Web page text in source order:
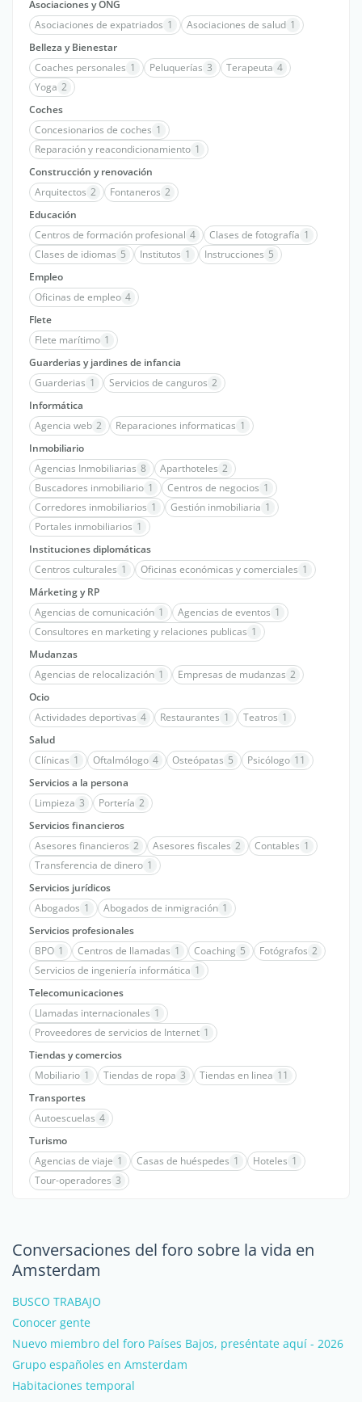
Asociaciones y ONG
Asociaciones de expatriados 1 Asociaciones de salud 1
Belleza y Bienestar
Coaches personales 1 Peluquerías 3 Terapeuta 4
Yoga 2
Coches
Concesionarios de coches 1
Reparación y reacondicionamiento 1
Construcción y renovación
Arquitectos 2 Fontaneros 2
Educación
Centros de formación profesional 4 Clases de fotografía 1
Clases de idiomas 5 Institutos 1 Instrucciones 5
Empleo
Oficinas de empleo 4
Flete
Flete marítimo 1
Guarderias y jardines de infancia
Guarderias 1 Servicios de canguros 2
Informática
Agencia web 2 Reparaciones informaticas 1
Inmobiliario
Agencias Inmobiliarias 8 Aparthoteles 2
Buscadores inmobiliario 1 Centros de negocios 1
Corredores inmobiliarios 1 Gestión inmobiliaria 1
Portales inmobiliarios 1
Instituciones diplomáticas
Centros culturales 1 Oficinas económicas y comerciales 1
Márketing y RP
Agencias de comunicación 1 Agencias de eventos 1
Consultores en marketing y relaciones publicas 1
Mudanzas
Agencias de relocalización 1 Empresas de mudanzas 2
Ocio
Actividades deportivas 4 Restaurantes 1 Teatros 1
Salud
Clínicas 1 Oftalmólogo 4 Osteópatas 5 Psicólogo 11
Servicios a la persona
Limpieza 3 Portería 2
Servicios financieros
Asesores financieros 2 Asesores fiscales 2 Contables 1
Transferencia de dinero 1
Servicios jurídicos
Abogados 1 Abogados de inmigración 1
Servicios profesionales
BPO 1 Centros de llamadas 1 Coaching 5 Fotógrafos 2
Servicios de ingeniería informática 1
Telecomunicaciones
Llamadas internacionales 1
Proveedores de servicios de Internet 1
Tiendas y comercios
Mobiliario 1 Tiendas de ropa 3 Tiendas en linea 11
Transportes
Autoescuelas 4
Turismo
Agencias de viaje 1 Casas de huéspedes 1 Hoteles 1
Tour-operadores 3
Conversaciones del foro sobre la vida en
Amsterdam
BUSCO TRABAJO
Conocer gente
Nuevo miembro del foro Países Bajos, preséntate aquí - 2026
Grupo españoles en Amsterdam
Habitaciones temporal